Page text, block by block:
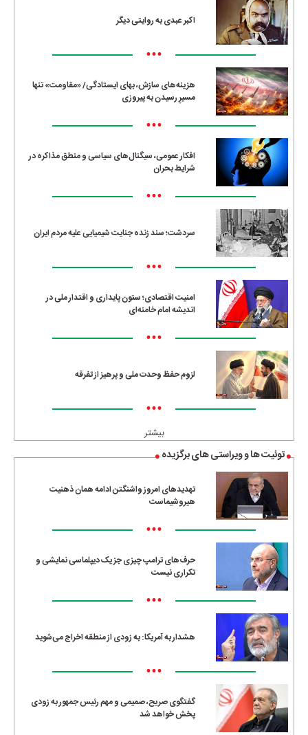
اکبر عبدی به روایتی دیگر
•••
هزینه‌های سازش، بهای ایستادگی/ «مقاومت» تنها
مسیرِ رسیدن به پیروزی
•••
افکار عمومی، سیگنال‌های سیاسی و منطق مذاکره در
شرایط بحران
•••
سردشت؛ سند زنده جنایت شیمیایی علیه مردم ایران
•••
امنیت اقتصادی؛ ستون پایداری و اقتدار ملی در
اندیشه امام خامنه‌ای
•••
لزوم حفظ وحدت ملی و پرهیز از تفرقه
•••
بیشتر
توئیت ها و ویراستی های برگزیده
تهدیدهای امروز واشنگتن ادامه همان ذهنیت
هیروشیماست
•••
حرف‌های ترامپ چیزی جز یک دیپلماسی نمایشی و
تکراری نیست
•••
هشدار به آمریکا: به زودی از منطقه اخراج می‌شوید
•••
گفتگوی صریح، صمیمی و مهم رئیس جمهور به زودی
پخش خواهد شد